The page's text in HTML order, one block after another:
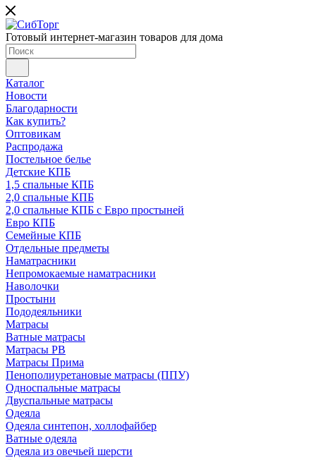
Готовый интернет-магазин товаров для дома
Каталог
Новости
Благодарности
Как купить?
Оптовикам
Распродажа
Постельное белье
Детские КПБ
1,5 спальные КПБ
2,0 спальные КПБ
2,0 спальные КПБ с Евро простыней
Евро КПБ
Семейные КПБ
Отдельные предметы
Наматрасники
Непромокаемые наматрасники
Наволочки
Простыни
Пододеяльники
Матрасы
Ватные матрасы
Матрасы РВ
Матрасы Прима
Пенополиуретановые матрасы (ППУ)
Односпальные матрасы
Двуспальные матрасы
Одеяла
Одеяла синтепон, холлофайбер
Ватные одеяла
Одеяла из овечьей шерсти